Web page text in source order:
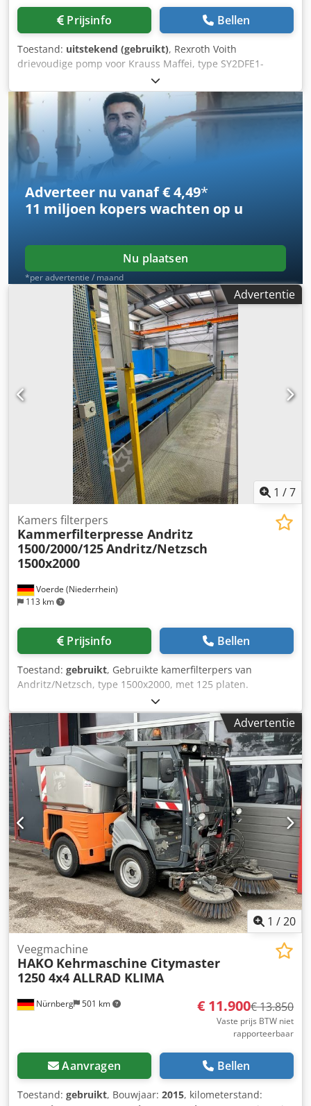
Prijsinfo Bellen
Toestand: uitstekend (gebruikt), Rexroth Voith
drievoudige pomp voor Krauss Maffei, type SY2DFE1-
20/071/071 Dsdpfx Ajzl Dg Nsc Eeck KM-nummer: 6268540
KM-nummer: 6441936 R901196471
Adverteer nu vanaf € 4,49*
11 miljoen koperswachten op u
Nu plaatsen
*per advertentie / maand
Advertentie
1 /7
Voerde (Niederrhein)
113 km
Kamers filterpers
Kammerfilterpresse Andritz
1500/2000/125Andritz/Netzsch
1500x2000
Prijsinfo Bellen
Toestand: gebruikt, Gebruikte kamerfilterpers van
Andritz/Netzsch, type 1500x2000, met 125 platen.
Dcjdpozlb D Sjfx Ac Eek Aantal: 2 beschikbaar Afmetingen
pers: lengte: 13455 mm x breedte: 3125 mm x hoogte: 4635
mm Leeggewicht: 51600 kg Filteroppervlak: 459 m2
Filteroppervlak na uitbreiding: 559 m2 Inhoud pers: 4989 l
Inhoud pers na uitbreiding: 6080 l Dikte filterkoek: 25 mm
Advertentie
1 /20
Nürnberg 501 km
Veegmachine
HAKO Kehrmaschine Citymaster
1250 4x4 ALLRAD KLIMA
€ 11.900€ 13.850
Vaste prijs BTW niet
rapporteerbaar
Aanvragen Bellen
Toestand: gebruikt, Bouwjaar: 2015, kilometerstand: